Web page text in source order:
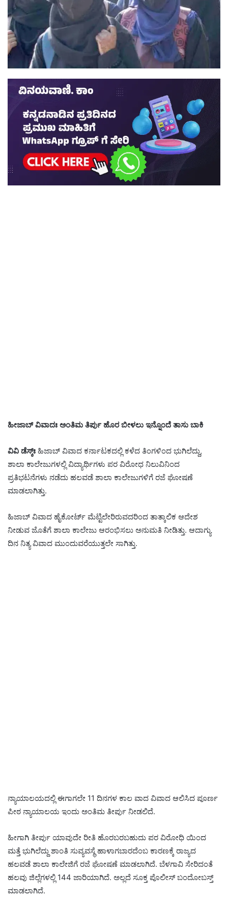
ಹೀಜಾಬ್ ವಿವಾದಃ ಅಂತಿಮ ತಿರ್ಪು ಹೊರ ಬೀಳಲು ಇನ್ನೊಂದೆ ತಾಸು ಬಾಕಿ
ವಿವಿ ಡೆಸ್ಕ್ಃ ಹಿಜಾಬ್ ವಿವಾದ ಕರ್ನಾಟಕದಲ್ಲಿ ಕಳೆದ ತಿಂಗಳಿಂದ ಭುಗಿಲೆದ್ದು,
ಶಾಲಾ ಕಾಲೇಜುಗಳಲ್ಲಿ ವಿದ್ಯಾರ್ಥಿಗಳು ಪರ ವಿರೋಧ‌ ನಿಲುವಿನಿಂದ
ಪ್ರತಿಭಟನೆಗಳು‌ ನಡೆದು ಹಲವಡೆ ಶಾಲಾ ಕಾಲೇಜುಗಳಿಗೆ ರಜೆ ಘೋಷಣೆ
ಮಾಡಲಾಗಿತ್ತು.
ಹಿಜಾಬ್ ವಿವಾದ ಹೈಕೋರ್ಟ್ ಮೆಟ್ಟಿಲೇರಿರುವದರಿಂದ ತಾತ್ಕಾಲಿಕ ಆದೇಶ
ನೀಡುವ ಜೊತೆಗೆ ಶಾಲಾ ಕಾಲೇಜು ಆರಂಭಿಸಲು ಅನುಮತಿ ನೀಡಿತ್ತು. ಆದಾಗ್ಯು
ದಿನ ನಿತ್ಯ ವಿವಾದ ಮುಂದುವರೆಯುತ್ತಲೇ ಸಾಗಿತ್ತು.
ನ್ಯಾಯಾಲಯದಲ್ಲಿ ಈಗಾಗಲೇ 11 ದಿನಗಳ ಕಾಲ ವಾದ ವಿವಾದ ಆಲಿಸಿದ ಪೂರ್ಣ
ಪೀಠ ನ್ಯಾಯಾಲಯ ಇಂದು ಅಂತಿಮ ತೀರ್ಪು ನೀಡಲಿದೆ.
ಹೀಗಾಗಿ ತೀರ್ಪು ಯಾವುದೇ ರೀತಿ ಹೊರ‌ಬರಬಹುದು ಪರ ವಿರೋಧಿ ಯಿಂದ
ಮತ್ತೆ ಭುಗಿಲೆದ್ದು ಶಾಂತಿ ಸುವ್ಯವಸ್ಥೆ ಹಾಳಾಗಬಾರದೆಂಬ ಕಾರಣಕ್ಕೆ ರಾಜ್ಯದ
ಹಲವಡೆ ಶಾಲಾ‌ ಕಾಲೇಜಿಗೆ ರಜೆ‌ ಘೋಷಣೆ ಮಾಡಲಾಗಿದೆ. ಬೆಳಗಾವಿ ಸೇರಿದಂತೆ
ಹಲವು ಜಿಲ್ಲೆಗಳಲ್ಲಿ 144 ಜಾರಿಯಾಗಿದೆ. ಅಲ್ಲದೆ ಸೂಕ್ತ ಪೊಲೀಸ್ ಬಂದೋಬಸ್ತ್
‌ಮಾಡಲಾಗಿದೆ.